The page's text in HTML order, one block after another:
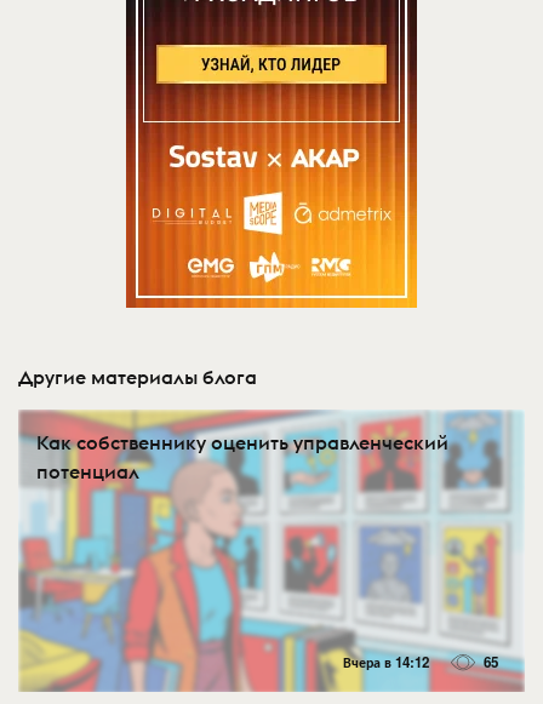
Другие материалы блога
Как собственнику оценить управленческий
потенциал
Вчера в 14:12 65